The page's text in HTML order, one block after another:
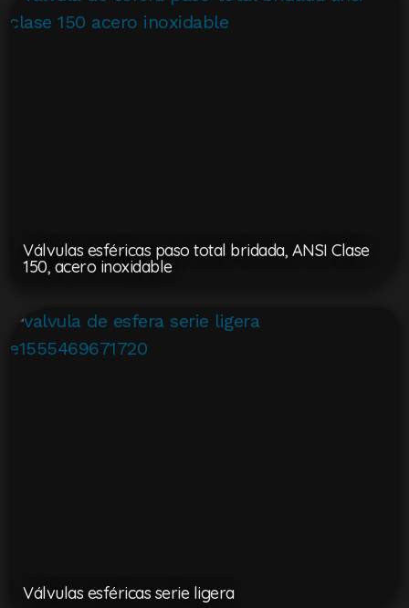
Válvulas esféricas paso total bridada, ANSI Clase
150, acero inoxidable
Válvulas esféricas serie ligera